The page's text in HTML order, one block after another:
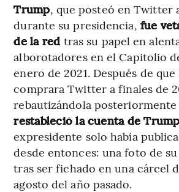
Trump, que posteó en Twitter
durante su presidencia, fue
de la red tras su papel en
alborotadores en el Capitolio
enero de 2021. Después de
comprara Twitter a finales de
rebautizándola posteriormente
restableció la cuenta de
expresidente solo había
desde entonces: una foto de
tras ser fichado en una cárcel
agosto del año pasado.